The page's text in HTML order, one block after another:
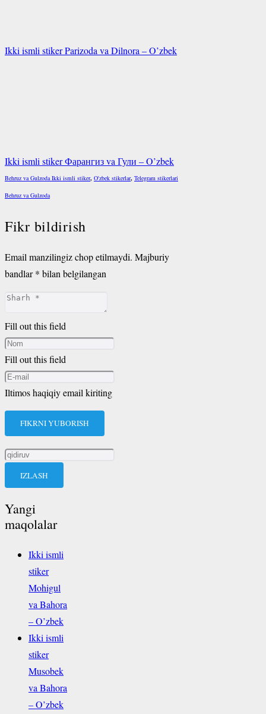
Ikki ismli stiker Parizoda va Dilnora – O’zbek
Ikki ismli stiker Фарангиз va Гули – O’zbek
Behruz va Gulzoda Ikki ismli stiker, O'zbek stikerlar, Telegram stikerlari
Behruz va Gulzoda
Fikr bildirish
Email manzilingiz chop etilmaydi. Majburiy
bandlar* bilan belgilangan
Fill out this field
Fill out this field
Iltimos haqiqiy email kiriting
FIKRNI YUBORISH
Qidirshish:
Yangi
maqolalar
Ikki ismli
stiker
Mohigul
va Bahora
– O’zbek
Ikki ismli
stiker
Musobek
va Bahora
– O’zbek